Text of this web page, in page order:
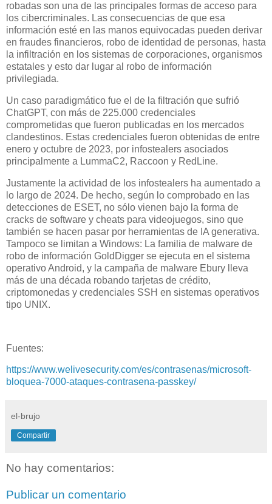
robadas son una de las principales formas de acceso para
los cibercriminales. Las consecuencias de que esa
información esté en las manos equivocadas pueden derivar
en fraudes financieros, robo de identidad de personas, hasta
la infiltración en los sistemas de corporaciones, organismos
estatales y esto dar lugar al robo de información
privilegiada.
Un caso paradigmático fue el de la filtración que sufrió
ChatGPT, con más de 225.000 credenciales
comprometidas que fueron publicadas en los mercados
clandestinos. Estas credenciales fueron obtenidas de entre
enero y octubre de 2023, por infostealers asociados
principalmente a LummaC2, Raccoon y RedLine.
Justamente la actividad de los infostealers ha aumentado a
lo largo de 2024. De hecho, según lo comprobado en las
detecciones de ESET, no sólo vienen bajo la forma de
cracks de software y cheats para videojuegos, sino que
también se hacen pasar por herramientas de IA generativa.
Tampoco se limitan a Windows: La familia de malware de
robo de información GoldDigger se ejecuta en el sistema
operativo Android, y la campaña de malware Ebury lleva
más de una década robando tarjetas de crédito,
criptomonedas y credenciales SSH en sistemas operativos
tipo UNIX.
Fuentes:
https://www.welivesecurity.com/es/contrasenas/microsoft-
bloquea-7000-ataques-contrasena-passkey/
el-brujo
Compartir
No hay comentarios:
Publicar un comentario